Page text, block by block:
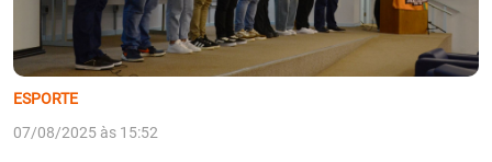
ESPORTE
07/08/2025 às 15:52